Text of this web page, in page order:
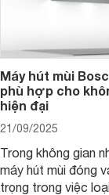
Máy hút mùi
phù hợp cho
hiện đại
21/09/2025
Trong không gian
máy hút mùi đóng
trọng trong việc